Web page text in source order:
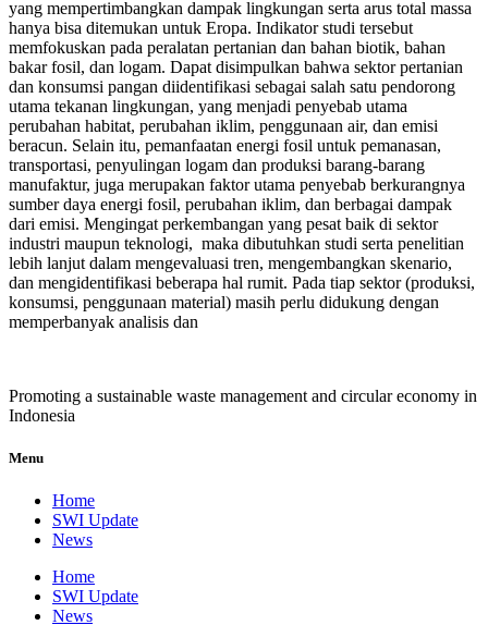
yang mempertimbangkan dampak lingkungan serta arus total massa
hanya bisa ditemukan untuk Eropa. Indikator studi tersebut
memfokuskan pada peralatan pertanian dan bahan biotik, bahan
bakar fosil, dan logam. Dapat disimpulkan bahwa sektor pertanian
dan konsumsi pangan diidentifikasi sebagai salah satu pendorong
utama tekanan lingkungan, yang menjadi penyebab utama
perubahan habitat, perubahan iklim, penggunaan air, dan emisi
beracun. Selain itu, pemanfaatan energi fosil untuk pemanasan,
transportasi, penyulingan logam dan produksi barang-barang
manufaktur, juga merupakan faktor utama penyebab berkurangnya
sumber daya energi fosil, perubahan iklim, dan berbagai dampak
dari emisi. Mengingat perkembangan yang pesat baik di sektor
industri maupun teknologi, maka dibutuhkan studi serta penelitian
lebih lanjut dalam mengevaluasi tren, mengembangkan skenario,
dan mengidentifikasi beberapa hal rumit. Pada tiap sektor (produksi,
konsumsi, penggunaan material) masih perlu didukung dengan
memperbanyak analisis dan
Promoting a sustainable waste management and circular economy in
Indonesia
Menu
Home
SWI Update
News
Home
SWI Update
News